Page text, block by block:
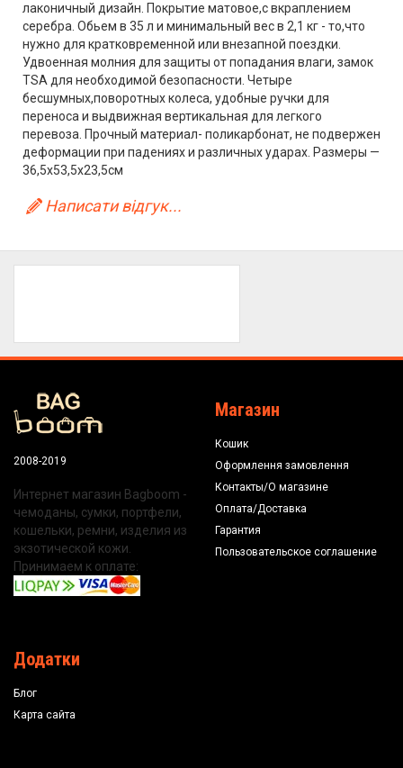
лаконичный дизайн. Покрытие матовое,с вкраплением
серебра. Обьем в 35 л и минимальный вес в 2,1 кг - то,что
нужно для кратковременной или внезапной поездки.
Удвоенная молния для защиты от попадания влаги, замок
TSA для необходимой безопасности. Четыре
бесшумных,поворотных колеса, удобные ручки для
переноса и выдвижная вертикальная для легкого
перевоза. Прочный материал- поликарбонат, не подвержен
деформации при падениях и различных ударах. Размеры —
36,5x53,5x23,5см
Написати відгук...
2008-2019
Интернет магазин Bagboom -
чемоданы, сумки, портфели,
кошельки, ремни, изделия из
экзотической кожи.
Принимаем к оплате:
Магазин
Кошик
Оформлення замовлення
Контакты/О магазине
Оплата/Доставка
Гарантия
Пользовательское соглашение
Додатки
Блог
Карта сайта